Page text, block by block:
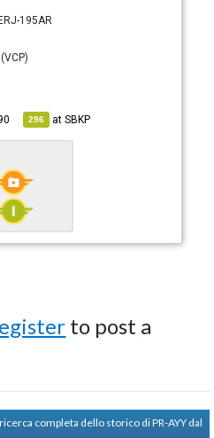
195AR
296 atSBKP
to post a
completa dello storico di PR-AYY dal